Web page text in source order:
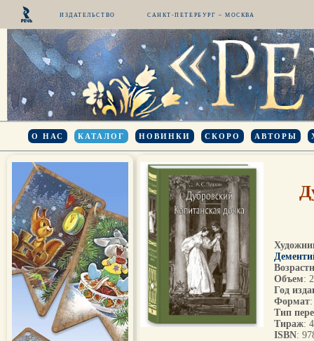
ИЗДАТЕЛЬСТВО САНКТ-ПЕТЕРБУРГ – МОСКВА
О НАС КАТАЛОГ НОВИНКИ СКОРО АВТОРЫ
Объем:
Год
Формат
Тип
Тираж:
ISBN: